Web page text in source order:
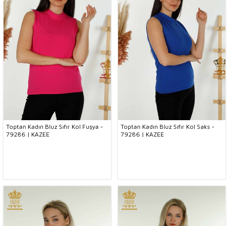
Toptan Kadın Bluz Sıfır Kol Fuşya -
79286 | KAZEE
Toptan Kadın Bluz Sıfır Kol Saks -
79286 | KAZEE